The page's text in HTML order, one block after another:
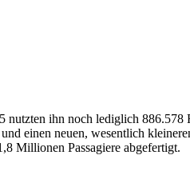
nutzten ihn noch lediglich 886.578
einen neuen, wesentlich
Millionen Passagiere abgefertigt.